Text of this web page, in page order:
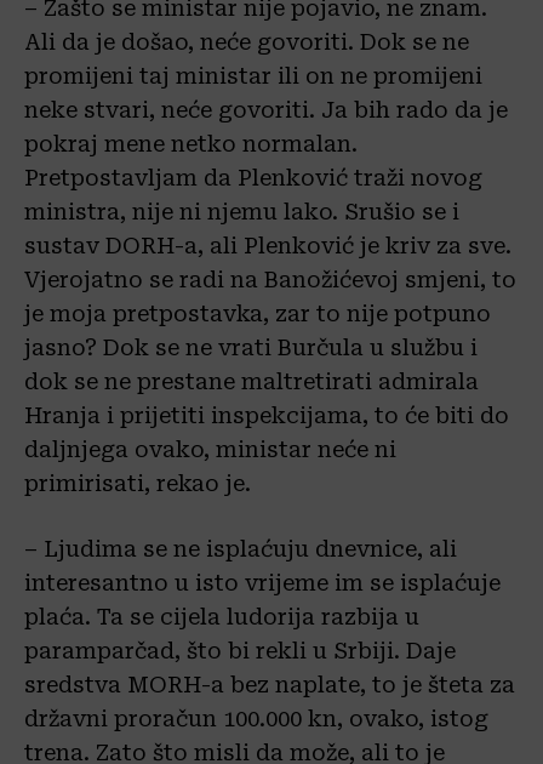
– Zašto se ministar nije pojavio, ne znam.
Ali da je došao, neće govoriti. Dok se ne
promijeni taj ministar ili on ne promijeni
neke stvari, neće govoriti. Ja bih rado da je
pokraj mene netko normalan.
Pretpostavljam da Plenković traži novog
ministra, nije ni njemu lako. Srušio se i
sustav DORH-a, ali Plenković je kriv za sve.
Vjerojatno se radi na Banožićevoj smjeni, to
je moja pretpostavka, zar to nije potpuno
jasno? Dok se ne vrati Burčula u službu i
dok se ne prestane maltretirati admirala
Hranja i prijetiti inspekcijama, to će biti do
daljnjega ovako, ministar neće ni
primirisati, rekao je.
– Ljudima se ne isplaćuju dnevnice, ali
interesantno u isto vrijeme im se isplaćuje
plaća. Ta se cijela ludorija razbija u
paramparčad, što bi rekli u Srbiji. Daje
sredstva MORH-a bez naplate, to je šteta za
državni proračun 100.000 kn, ovako, istog
trena. Zato što misli da može, ali to je